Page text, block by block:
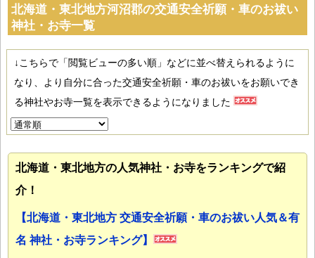
北海道・東北地方河沼郡の交通安全祈願・車のお祓い
神社・お寺一覧
↓こちらで「閲覧ビューの多い順」などに並べ替えられるように
なり、より自分に合った交通安全祈願・車のお祓いをお願いでき
る神社やお寺一覧を表示できるようになりました
北海道・東北地方の人気神社・お寺をランキングで紹
介！
【北海道・東北地方 交通安全祈願・車のお祓い人気＆有
名 神社・お寺ランキング】